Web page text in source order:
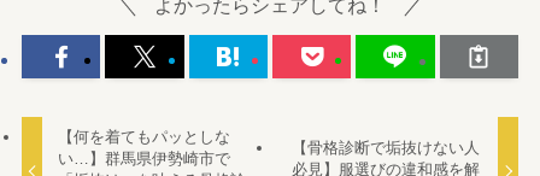
よかったらシェアしてね！
【何を着てもパッとしな
い…】群馬県伊勢崎市で
【骨格診断で垢抜けない人
必見】服選びの違和感を解